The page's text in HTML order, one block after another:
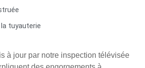
tuyauterie
à jour par notre inspection télévisée